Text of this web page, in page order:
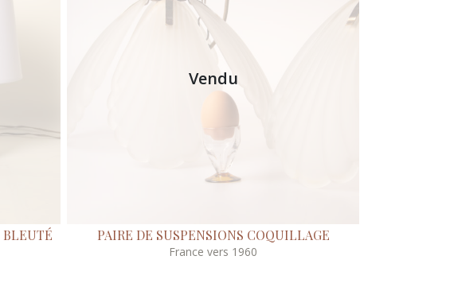
BLEUTÉ
Vendu
PAIRE DE SUSPENSIONS COQUILLAGE
France vers 1960